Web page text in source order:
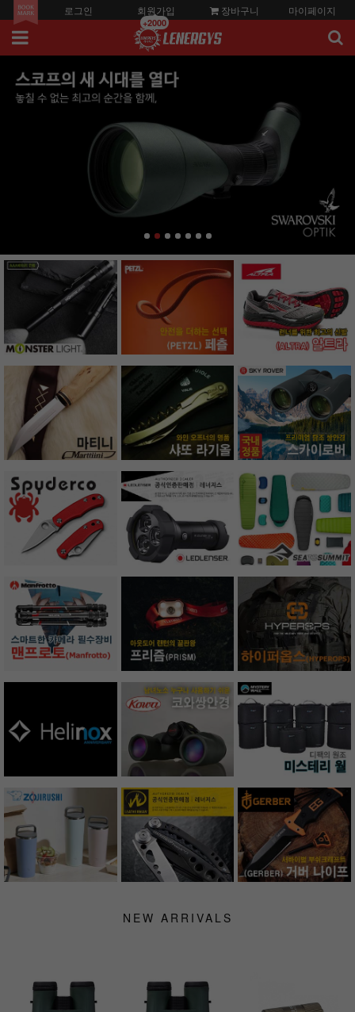
로그인 회원가입
+2000
장바구니 마이페이지
NEW ARRIVALS